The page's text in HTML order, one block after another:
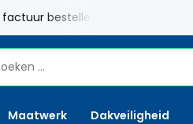
bestellen mogelijk
Maatwerk Dakveiligheid